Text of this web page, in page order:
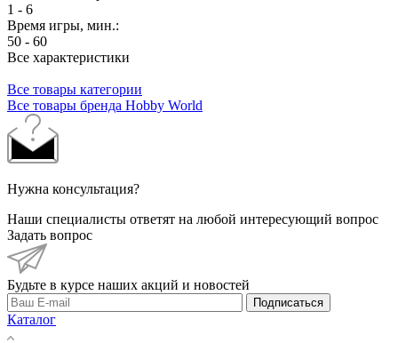
1 - 6
Время игры, мин.:
50 - 60
Все характеристики
Все товары категории
Все товары бренда Hobby World
Нужна консультация?
Наши специалисты ответят на любой интересующий вопрос
Задать вопрос
Будьте в курсе наших акций и новостей
Подписаться
Каталог